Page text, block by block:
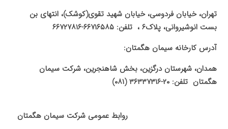
تهران، خیابان فردوسی، خیابان شهید تقوی(کوشک)، انتهای بن
بست انوشیروانی، پلاک۶ ، ‌تلفن: ۶۶۷۱۶۵۸۵-۶۶۷۲۷۸۱۶
آدرس کارخانه سیمان هگمتان:
همدان، شهرستان درگزین، بخش شاهنجرین، شرکت سیمان
هگمتان تلفن: ۲۰-۳۶۳۳۷۳۱۶ (۰۸۱)
روابط عمومی شرکت سیمان هگمتان